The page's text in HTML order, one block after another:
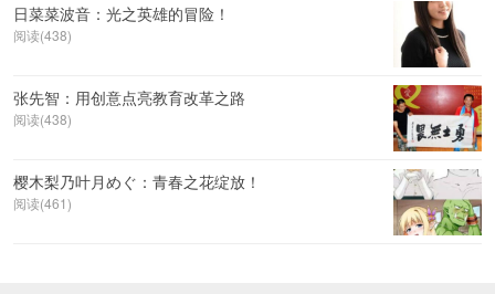
日菜菜波音：光之英雄的冒险！
阅读(438)
张先智：用创意点亮教育改革之路
阅读(438)
樱木梨乃叶月めぐ：青春之花绽放！
阅读(461)